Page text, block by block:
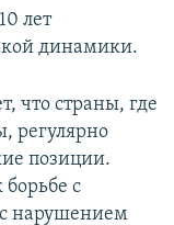
лет
динамики.
что страны, где
регулярно
позиции.
с
с нарушением